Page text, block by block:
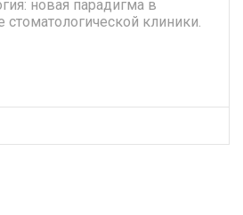
новая парадигма в
стоматологической клиники.